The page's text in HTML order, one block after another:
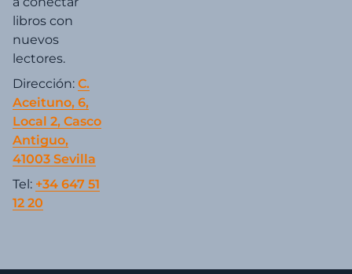
libros con
nuevos
lectores.
Dirección: C.
Aceituno, 6,
Local 2, Casco
Antiguo,
41003 Sevilla
Tel: +34 647 51
12 20